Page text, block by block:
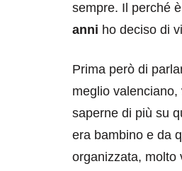
sempre. Il perché
anni ho deciso di
Prima però di
meglio
saperne di più su
era bambino e da
organizzata, molto